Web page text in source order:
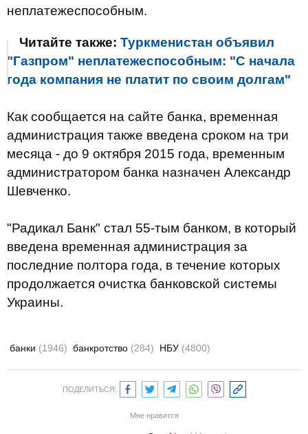
неплатежеспособным.
Читайте также: Туркменистан объявил
"Газпром" неплатежеспособным: "С начала
года компания не платит по своим долгам"
Как сообщается на сайте банка, временная
администрация также введена сроком на три
месяца - до 9 октября 2015 года, временным
администратором банка назначен Александр
Шевченко.
"Радикал Банк" стал 55-тым банком, в который
введена временная администрация за
последние полтора года, в течение которых
продолжается очистка банковской системы
Украины.
банки (1946) банкротство (284) НБУ (4800)
ПОДЕЛИТЬСЯ:
Мне нравится